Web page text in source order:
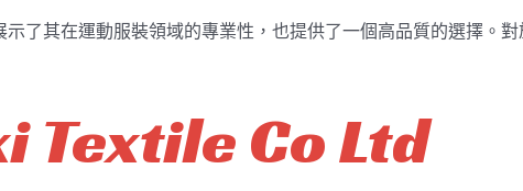
了其在運動服裝領域的專業性，也提供了一個高品質的選擇。
Textile Co Ltd